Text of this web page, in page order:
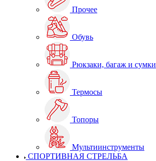
Прочее
Обувь
Рюкзаки, багаж и сумки
Термосы
Топоры
Мультиинструменты
СПОРТИВНАЯ СТРЕЛЬБА